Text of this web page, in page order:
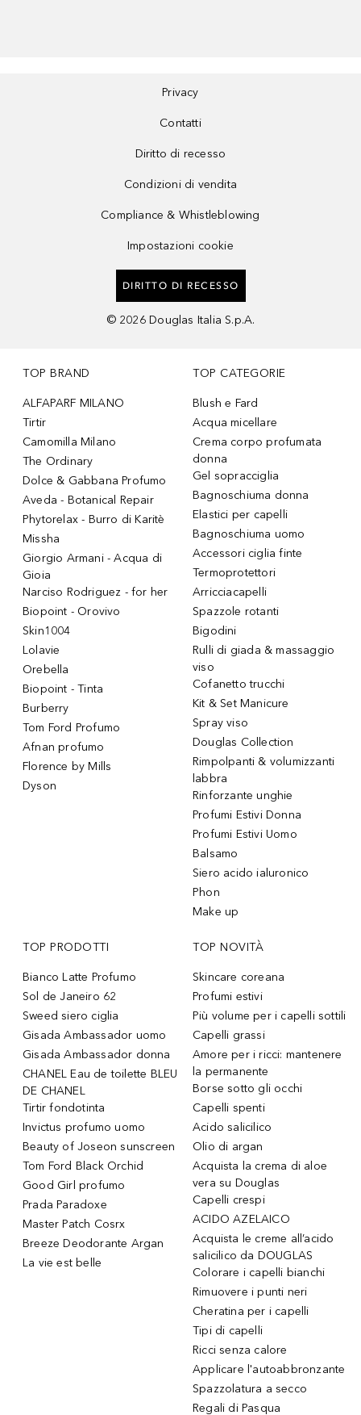
Privacy
Contatti
Diritto di recesso
Condizioni di vendita
Compliance & Whistleblowing
Impostazioni cookie
DIRITTO DI RECESSO
© 2026 Douglas Italia S.p.A.
TOP BRAND
ALFAPARF MILANO
Tirtir
Camomilla Milano
The Ordinary
Dolce & Gabbana Profumo
Aveda - Botanical Repair
Phytorelax - Burro di Karitè
Missha
Giorgio Armani - Acqua di
Gioia
Narciso Rodriguez - for her
Biopoint - Orovivo
Skin1004
Lolavie
Orebella
Biopoint - Tinta
Burberry
Tom Ford Profumo
Afnan profumo
Florence by Mills
Dyson
TOP CATEGORIE
Blush e Fard
Acqua micellare
Crema corpo profumata
donna
Gel sopracciglia
Bagnoschiuma donna
Elastici per capelli
Bagnoschiuma uomo
Accessori ciglia finte
Termoprotettori
Arricciacapelli
Spazzole rotanti
Bigodini
Rulli di giada & massaggio
viso
Cofanetto trucchi
Kit & Set Manicure
Spray viso
Douglas Collection
Rimpolpanti & volumizzanti
labbra
Rinforzante unghie
Profumi Estivi Donna
Profumi Estivi Uomo
Balsamo
Siero acido ialuronico
Phon
Make up
TOP PRODOTTI
Bianco Latte Profumo
Sol de Janeiro 62
Sweed siero ciglia
Gisada Ambassador uomo
Gisada Ambassador donna
CHANEL Eau de toilette BLEU
DE CHANEL
Tirtir fondotinta
Invictus profumo uomo
Beauty of Joseon sunscreen
Tom Ford Black Orchid
Good Girl profumo
Prada Paradoxe
Master Patch Cosrx
Breeze Deodorante Argan
La vie est belle
TOP NOVITÀ
Skincare coreana
Profumi estivi
Più volume per i capelli sottili
Capelli grassi
Amore per i ricci: mantenere
la permanente
Borse sotto gli occhi
Capelli spenti
Acido salicilico
Olio di argan
Acquista la crema di aloe
vera su Douglas
Capelli crespi
ACIDO AZELAICO
Acquista le creme all’acido
salicilico da DOUGLAS
Colorare i capelli bianchi
Rimuovere i punti neri
Cheratina per i capelli
Tipi di capelli
Ricci senza calore
Applicare l'autoabbronzante
Spazzolatura a secco
Regali di Pasqua